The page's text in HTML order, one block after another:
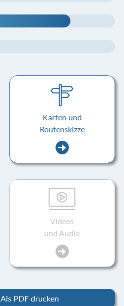
Karten und
Routenskizze
Videos
und Audio
Als PDF drucken